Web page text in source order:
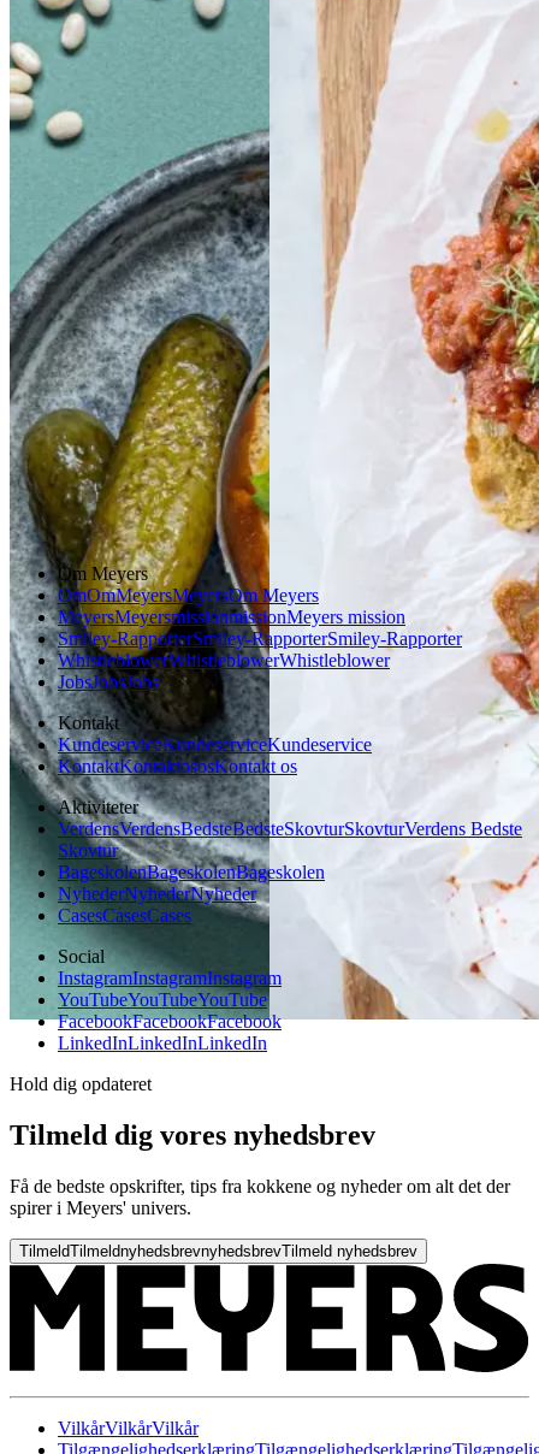
Sloppy Sloppy JoeJoe
Gem opskrift
Morgenmad
Frokost
Baked Baked
beans på
på
stegt brødbrød
Om Meyers
OmOmMeyersMeyersOm Meyers
MeyersMeyersmissionmissionMeyers mission
Smiley-RapporterSmiley-RapporterSmiley-Rapporter
WhistleblowerWhistleblowerWhistleblower
JobsJobsJobs
Kontakt
KundeserviceKundeserviceKundeservice
KontaktKontaktososKontakt os
Aktiviteter
VerdensVerdensBedsteBedsteSkovturSkovturVerdens Bedste
Skovtur
BageskolenBageskolenBageskolen
NyhederNyhederNyheder
CasesCasesCases
Social
InstagramInstagramInstagram
YouTubeYouTubeYouTube
FacebookFacebookFacebook
LinkedInLinkedInLinkedIn
Hold dig opdateret
Tilmeld dig vores nyhedsbrev
Få de bedste opskrifter, tips fra kokkene og nyheder om alt det der
spirer i Meyers' univers.
TilmeldTilmeldnyhedsbrevnyhedsbrevTilmeld nyhedsbrev
VilkårVilkårVilkår
TilgængelighedserklæringTilgængelighedserklæring